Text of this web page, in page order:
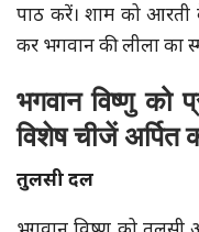
पाठ करें। शाम को आरती
कर भगवान की लीला का
भगवान विष्णु को
विशेष चीजें अर्पित
तुलसी दल